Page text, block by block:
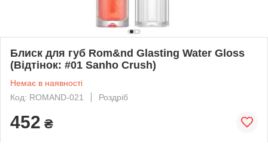
Блиск для губ Rom&nd Glasting Water Gloss
(Відтінок: #01 Sanho Crush)
Немає в наявності
Код: ROMAND-021
Роздріб
452 ₴